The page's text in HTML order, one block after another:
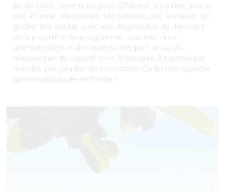
jus de raisin, comme les pros ! D'abord, la couleur, puis le
nez, et enfin, les saveurs. Les parents, ont, eux aussi, pu
goûter leur nectar, avec une dégustation de deux vins
de la propriété. Au programme : sourires, rires,
apprentissage et découverte ludique ! Je n'ai pu
m'empêcher de repartir avec la bouteille étiquetée par
mon fils, pas peu fier de sa réussite. Ce fut une superbe
après-midi passée en famille !